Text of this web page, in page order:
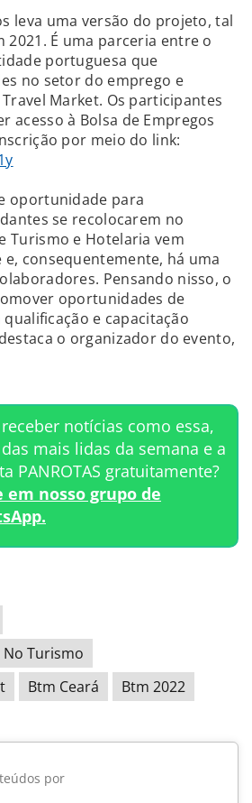
leva uma versão do projeto, tal
2021. É uma parceria entre o
portuguesa que
no setor do emprego e
Market. Os participantes
acesso à Bolsa de Empregos
por meio do link:
oportunidade para
se recolocarem no
Turismo e Hotelaria vem
consequentemente, há uma
Pensando nisso, o
oportunidades de
e capacitação
o organizador do evento,
notícias como essa,
mais lidas da semana e a
PANROTAS gratuitamente?
em nosso grupo de
No Turismo
Btm Ceará Btm 2022
por